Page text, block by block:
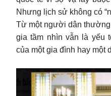
Nhưng lịch sử không có
Từ một người dân
gia tầm nhìn vẫn là yếu
của một gia đình hay một